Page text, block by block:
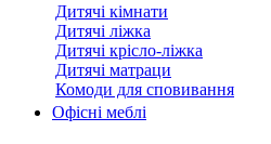
Дитячі кімнати
Дитячі ліжка
Дитячі крісло-ліжка
Дитячі матраци
Комоди для сповивання
Офісні меблі